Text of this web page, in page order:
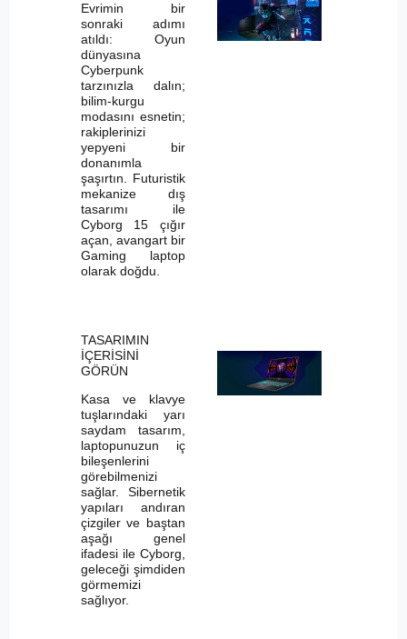
Evrimin bir
sonraki adımı
atıldı: Oyun
dünyasına
Cyberpunk
tarzınızla dalın;
bilim-kurgu
modasını esnetin;
rakiplerinizi
yepyeni bir
donanımla
şaşırtın. Futuristik
mekanize dış
tasarımı ile
Cyborg 15 çığır
açan, avangart bir
Gaming laptop
olarak doğdu.
TASARIMIN
İÇERİSİNİ
GÖRÜN
Kasa ve klavye
tuşlarındaki yarı
saydam tasarım,
laptopunuzun iç
bileşenlerini
görebilmenizi
sağlar. Sibernetik
yapıları andıran
çizgiler ve baştan
aşağı genel
ifadesi ile Cyborg,
geleceği şimdiden
görmemizi
sağlıyor.